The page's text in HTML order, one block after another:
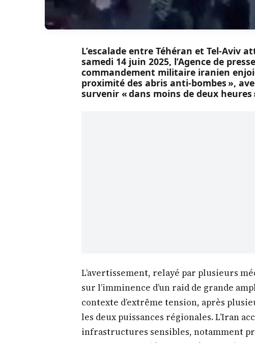
L’escalade entre Téhéran et Tel-Aviv
samedi 14 juin 2025, l’Agence de
commandement militaire iranien
proximité des abris anti-bombes »,
survenir « dans moins de deux heures
L’avertissement, relayé par plusieurs
sur l’imminence d’un raid de grande
contexte d’extrême tension, après
les deux puissances régionales. L’Iran
infrastructures sensibles, notamment